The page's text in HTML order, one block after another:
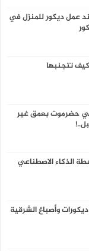
عمل ديكور للمنزل في
تتجنبها
حضرموت بعمق غير
الذكاء الاصطناعي